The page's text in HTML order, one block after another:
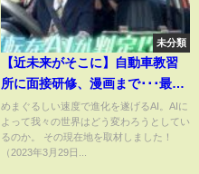
未分類
【近未来がそこに】自動車教習
所に面接研修、漫画まで･･･最新
ＡＩ事情を徹底取材
めまぐるしい速度で進化を遂げるAI。AIに
よって我々の世界はどう変わろうとしてい
るのか。 その現在地を取材しました！
（2023年3月29日...